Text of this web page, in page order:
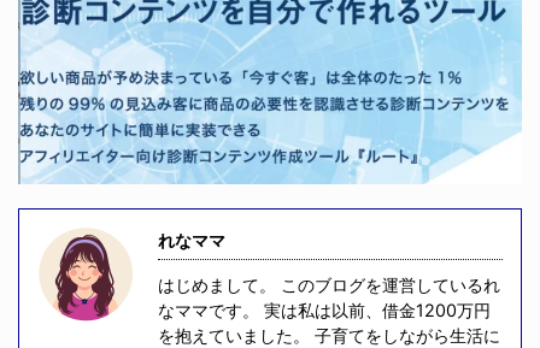
れなママ
はじめまして。 このブログを運営しているれ
なママです。 実は私は以前、借金1200万円
を抱えていました。 子育てをしながら生活に